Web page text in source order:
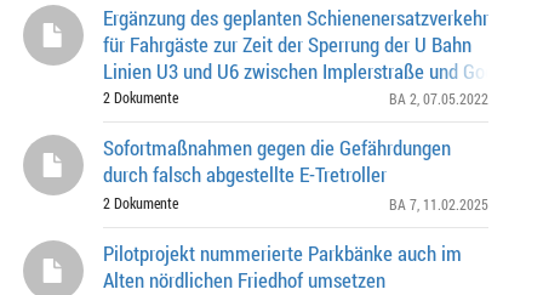
Ergänzung des geplanten Schienenersatzverkehr
für Fahrgäste zur Zeit der Sperrung der U Bahn
Linien U3 und U6 zwischen Implerstraße und
Frühjahr 2022 um attraktive Angebote.
2 Dokumente BA 2 , 07.05.2022
Sofortmaßnahmen gegen die Gefährdungen
durch falsch abgestellte E-Tretroller
2 Dokumente BA 7 , 11.02.2025
Pilotprojekt nummerierte Parkbänke auch im
Alten nördlichen Friedhof umsetzen